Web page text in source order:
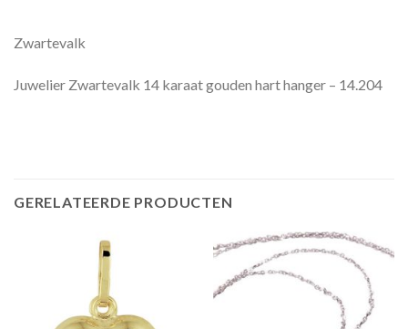
Zwartevalk
Juwelier Zwartevalk 14 karaat gouden hart hanger – 14.204
GERELATEERDE PRODUCTEN